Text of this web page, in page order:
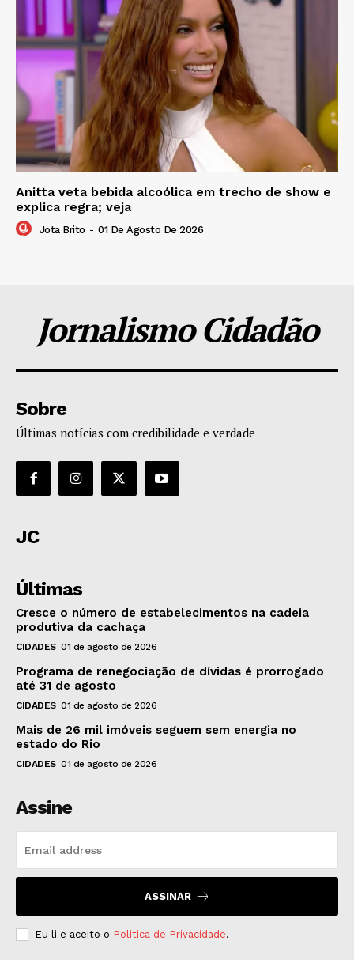
Anitta veta bebida alcoólica em trecho de show e
explica regra; veja
Jota Brito - 01 De Agosto De 2026
Jornalismo Cidadão
Sobre
Últimas notícias com credibilidade e verdade
JC
Últimas
Cresce o número de estabelecimentos na cadeia
produtiva da cachaça
CIDADES 01 de agosto de 2026
Programa de renegociação de dívidas é prorrogado
até 31 de agosto
CIDADES 01 de agosto de 2026
Mais de 26 mil imóveis seguem sem energia no
estado do Rio
CIDADES 01 de agosto de 2026
Assine
ASSINAR
Eu li e aceito o Politica de Privacidade.